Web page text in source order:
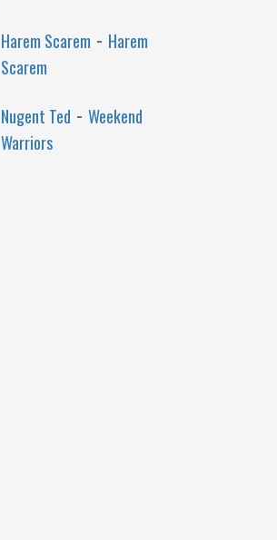
Harem Scarem - Harem
Scarem
Nugent Ted - Weekend
Warriors